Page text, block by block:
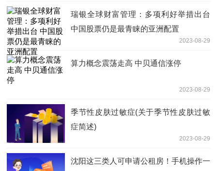
瑞银全球财富管理：多项利好举措出台
中国股票仍是最青睐的亚洲配置
2023-08-29
算力概念震荡走高 中贝通信涨停
2023-08-29
季节性皮肤过敏症(关于季节性皮肤过敏
症简述)
2023-08-29
沈阳这三类人可申请公租房！手机操作一